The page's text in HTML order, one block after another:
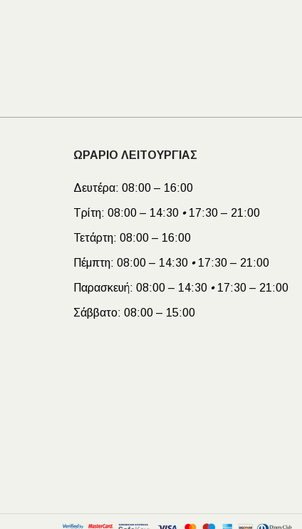
ΩΡΑΡΙΟ ΛΕΙΤΟΥΡΓΙΑΣ
Δευτέρα: 08:00 – 16:00
Τρίτη: 08:00 – 14:30 •17:30 – 21:00
Τετάρτη: 08:00 – 16:00
Πέμπτη: 08:00 – 14:30 •17:30 – 21:00
Παρασκευή: 08:00 – 14:30 •17:30 – 21:00
Σάββατο: 08:00 – 15:00